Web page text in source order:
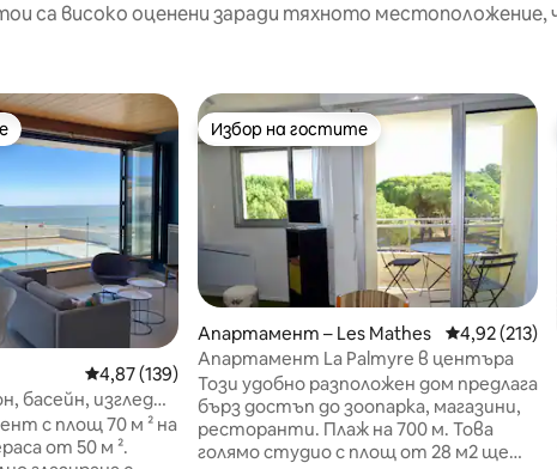
са високо оценени заради тяхното местоположение,
Средна оценка: 4,87 от 5, 139 отзива
4,87 (139)
басейн, изглед
с площ 70 м ² на
от 50 м ².
Избор на гостите
Избор на гостите
Апартамент – Les Mathes Средна
4,92 (213)
Апартамент La Palmyre в центъра
Този удобно разположен дом предлага
бърз достъп до зоопарка, магазини,
ресторанти. Плаж на 700 м. Това
голямо студио с площ от 28 м2 ще